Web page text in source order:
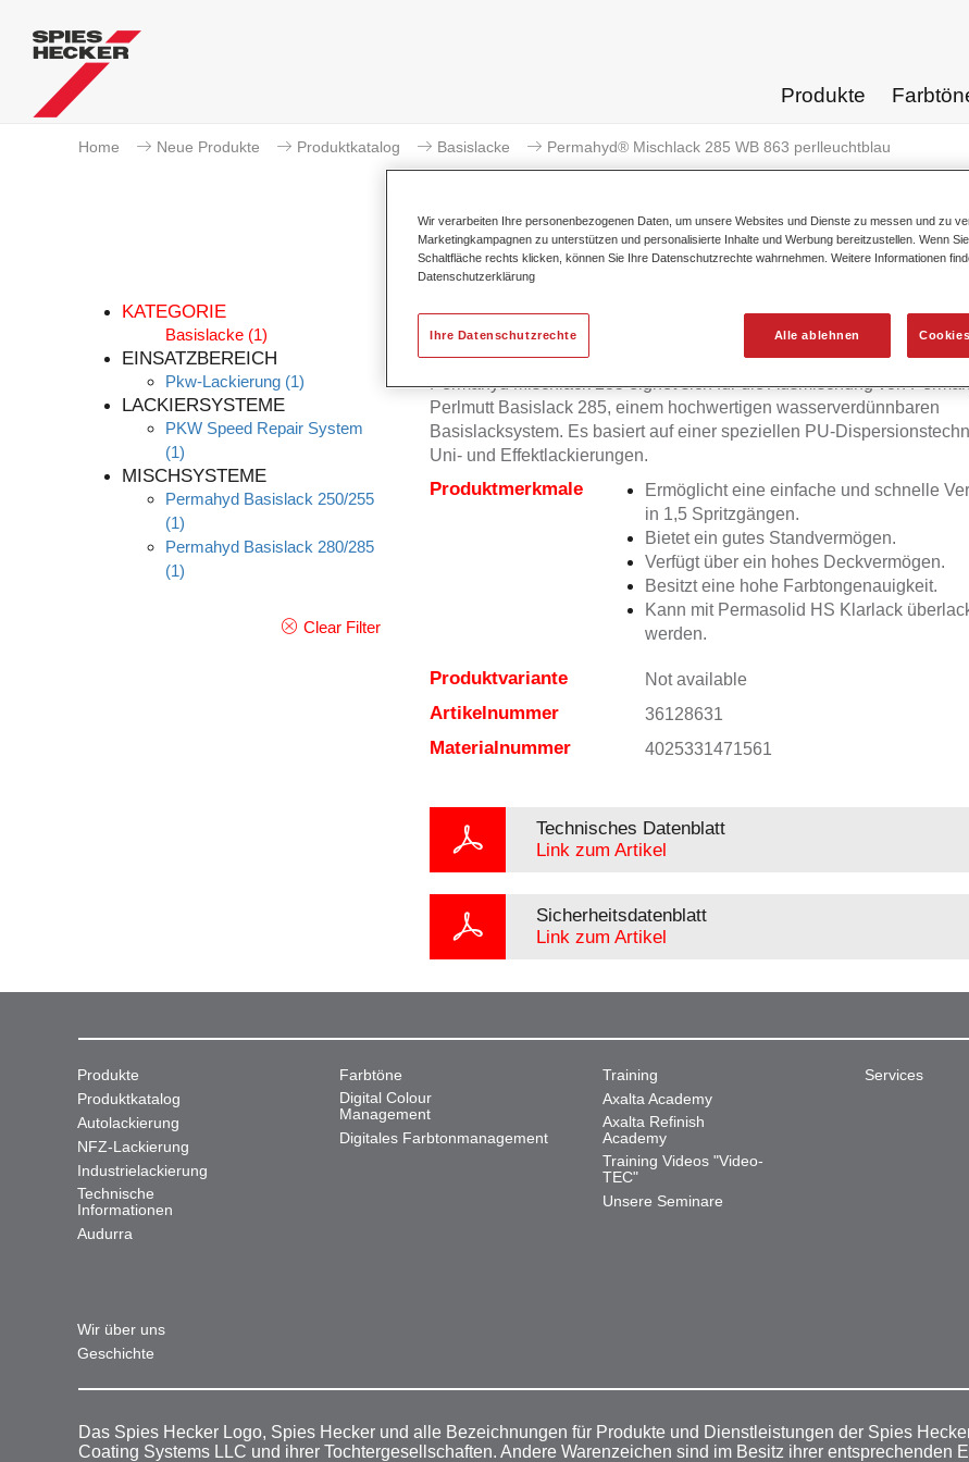
Produkte
Home Neue Produkte Produktkatalog Basislacke Permahyd® Mischlack 285 WB 863 perlleuchtblau
KATEGORIE
Basislacke (1)
EINSATZBEREICH
Pkw-Lackierung (1)
LACKIERSYSTEME
PKW Speed Repair System
(1)
MISCHSYSTEME
Permahyd Basislack 250/255
(1)
Permahyd Basislack 280/285
(1)
Clear Filter
Permahyd® Mischlack 285
Permahyd Mischlack 285 eignet sich für die Ausmischung von
Perlmutt Basislack 285, einem hochwertigen wasserverdünnbaren
Basislacksystem. Es basiert auf einer speziellen PU-
Uni- und Effektlackierungen.
Produktmerkmale
Ermöglicht eine einfache und schnelle
in 1,5 Spritzgängen.
Bietet ein gutes Standvermögen.
Verfügt über ein hohes Deckvermögen.
Besitzt eine hohe Farbtongenauigkeit.
Kann mit Permasolid HS Klarlack
werden.
Produktvariante Not available
Artikelnummer 36128631
Materialnummer 4025331471561
Technisches Datenblatt
Link zum Artikel
Sicherheitsdatenblatt
Link zum Artikel
Produkte
Produktkatalog
Autolackierung
NFZ-Lackierung
Industrielackierung
Technische
Informationen
Audurra
Farbtöne
Digital Colour
Management
Digitales Farbtonmanagement
Training
Axalta Academy
Axalta Refinish
Academy
Training Videos "Video-
TEC"
Unsere Seminare
Services
Wir über uns
Geschichte
Das Spies Hecker Logo, Spies Hecker und alle Bezeichnungen für Produkte und Dienstleistungen der Spies
Coating Systems LLC und ihrer Tochtergesellschaften. Andere Warenzeichen sind im Besitz ihrer entsprechenden
Wir verarbeiten Ihre personenbezogenen Daten, um unsere Websites und Dienste zu messen und zu
Marketingkampagnen zu unterstützen und personalisierte Inhalte und Werbung bereitzustellen. Wenn
Schaltfläche rechts klicken, können Sie Ihre Datenschutzrechte wahrnehmen. Weitere Informationen
Datenschutzerklärung
Alle ablehnen
Ihre Datenschutzrechte